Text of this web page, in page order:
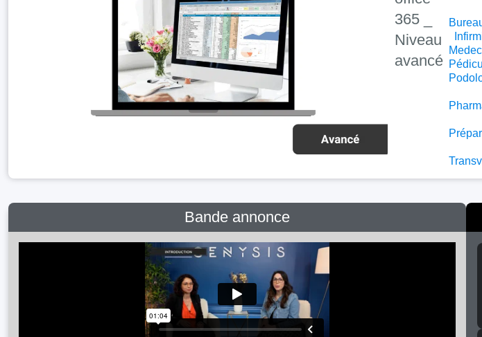
365 _
Niveau
avancé
Bande annonce